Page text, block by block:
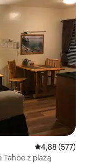
Średnia
4,88 (577)
z plażą